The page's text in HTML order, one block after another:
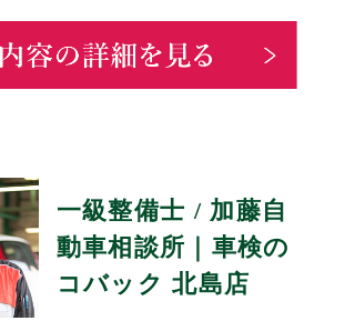
一級整備士 / 加藤自
動車相談所｜車検の
コバック 北島店